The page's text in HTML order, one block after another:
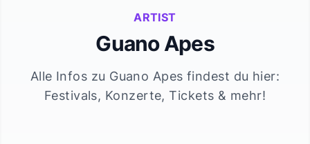
ARTIST
Guano Apes
Alle Infos zu Guano Apes findest du hier:
Festivals, Konzerte, Tickets & mehr!